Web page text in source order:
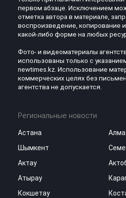
первом абзаце. Исключением
отметка автора в материале,
воспроизведение, копирование
какой-либо форме на любых
Фото- и видеоматериалы
использованы только с
newtimes.kz. Использование
коммерческих целях без
агентства не допускается.
Региональные новости
Астана
Шымкент
Актау
Атырау
Кокшетау